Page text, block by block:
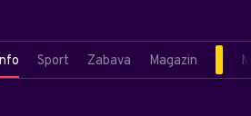
Sport Zabava Magazin